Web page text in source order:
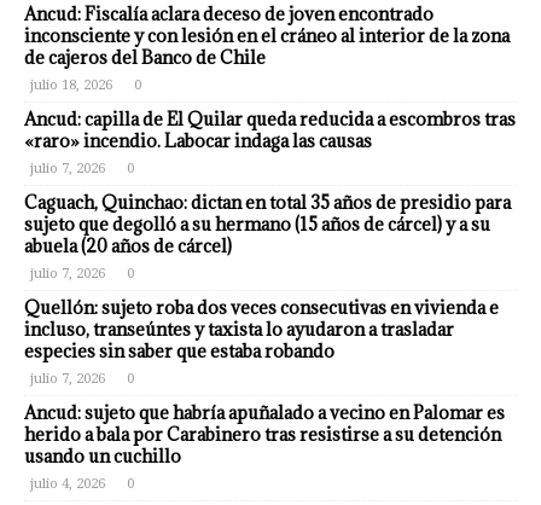
Ancud: Fiscalía aclara deceso de joven encontrado
inconsciente y con lesión en el cráneo al interior de la zona
de cajeros del Banco de Chile
julio 18, 2026 0
Ancud: capilla de El Quilar queda reducida a escombros tras
«raro» incendio. Labocar indaga las causas
julio 7, 2026 0
Caguach, Quinchao: dictan en total 35 años de presidio para
sujeto que degolló a su hermano (15 años de cárcel) y a su
abuela (20 años de cárcel)
julio 7, 2026 0
Quellón: sujeto roba dos veces consecutivas en vivienda e
incluso, transeúntes y taxista lo ayudaron a trasladar
especies sin saber que estaba robando
julio 7, 2026 0
Ancud: sujeto que habría apuñalado a vecino en Palomar es
herido a bala por Carabinero tras resistirse a su detención
usando un cuchillo
julio 4, 2026 0